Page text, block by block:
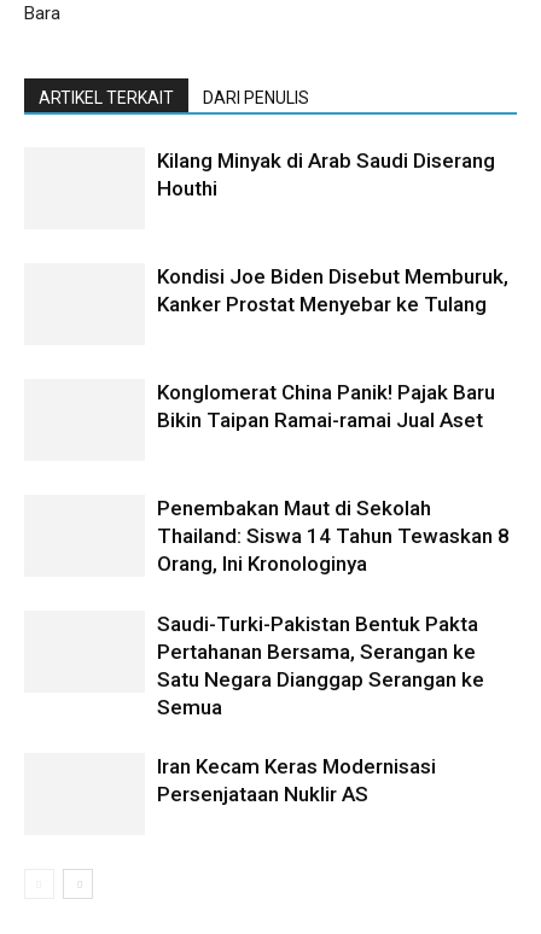
Bara
ARTIKEL TERKAIT DARI PENULIS
Kilang Minyak di Arab Saudi Diserang
Houthi
Kondisi Joe Biden Disebut Memburuk,
Kanker Prostat Menyebar ke Tulang
Konglomerat China Panik! Pajak Baru
Bikin Taipan Ramai-ramai Jual Aset
Penembakan Maut di Sekolah
Thailand: Siswa 14 Tahun Tewaskan 8
Orang, Ini Kronologinya
Saudi-Turki-Pakistan Bentuk Pakta
Pertahanan Bersama, Serangan ke
Satu Negara Dianggap Serangan ke
Semua
Iran Kecam Keras Modernisasi
Persenjataan Nuklir AS